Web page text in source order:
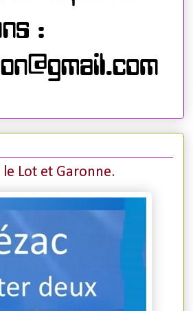
Lot et Garonne.